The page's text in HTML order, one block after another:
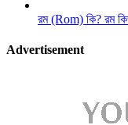
রম (Rom) কি? রম
Advertisement